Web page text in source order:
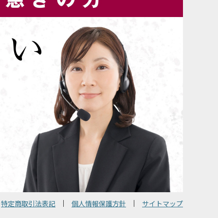
特定商取引法表記 個人情報保護方針 サイトマップ